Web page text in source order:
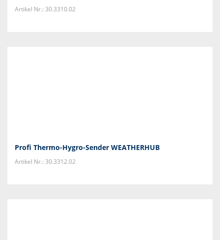
Artikel Nr.: 30.3310.02
Profi Thermo-Hygro-Sender WEATHERHUB
Artikel Nr.: 30.3312.02